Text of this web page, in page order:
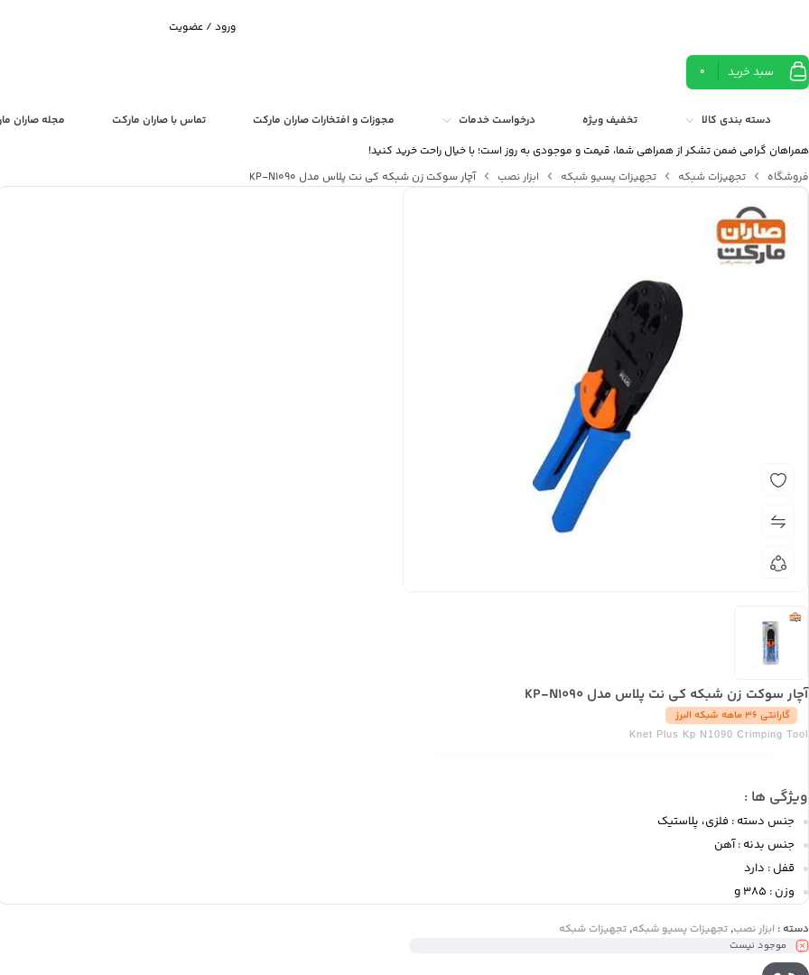
ورود / عضویت
سبد خرید 0
دسته بندی کالا تخفیف ویژه درخواست خدمات مجوزات و افتخارات صاران مارکت تماس با صاران مارکت مجله صاران
همراهان گرامی ضمن تشکر از همراهی شما، قیمت و موجودی به روز است؛ با خیال راحت خرید کنید!
فروشگاه
تجهیزات شبکه تجهیزات پسیو شبکه ابزار نصب آچار سوکت زن شبکه کی نت پلاس مدل KP-N1090
آچار سوکت زن شبکه کی نت پلاس مدل KP-N1090
گارانتی 36 ماهه شبکه البرز
Knet Plus Kp N1090 Crimping Tool
ویژگی ها :
جنس دسته : فلزی، پلاستیک
جنس بدنه : آهن
قفل : دارد
وزن : 385 g
دسته : ابزار نصب, تجهیزات پسیو شبکه, تجهیزات شبکه
موجود نیست